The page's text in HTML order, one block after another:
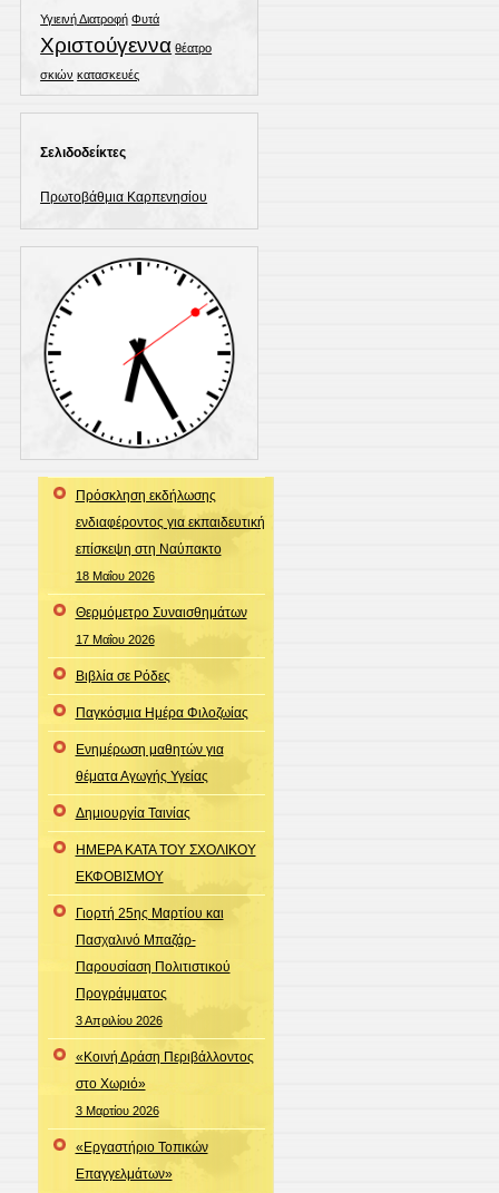
Υγιεινή Διατροφή Φυτά
Χριστούγεννα θέατρο
σκιών κατασκευές
Σελιδοδείκτες
Πρωτοβάθμια Καρπενησίου
Πρόσκληση εκδήλωσης
ενδιαφέροντος για εκπαιδευτική
επίσκεψη στη Ναύπακτο
18 Μαΐου 2026
Θερμόμετρο Συναισθημάτων
17 Μαΐου 2026
Βιβλία σε Ρόδες
Παγκόσμια Ημέρα Φιλοζωίας
Ενημέρωση μαθητών για
θέματα Αγωγής Υγείας
Δημιουργία Ταινίας
ΗΜΕΡΑ ΚΑΤΑ ΤΟΥ ΣΧΟΛΙΚΟΥ
ΕΚΦΟΒΙΣΜΟΥ
Γιορτή 25ης Μαρτίου και
Πασχαλινό Μπαζάρ-
Παρουσίαση Πολιτιστικού
Προγράμματος
3 Απριλίου 2026
«Κοινή Δράση Περιβάλλοντος
στο Χωριό»
3 Μαρτίου 2026
«Εργαστήριο Τοπικών
Επαγγελμάτων»